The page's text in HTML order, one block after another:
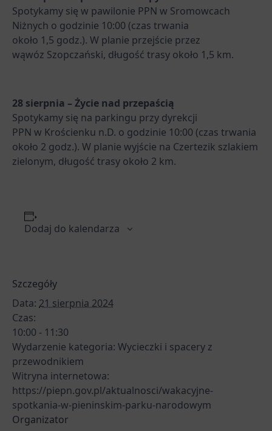
Spotykamy się w pawilonie PPN w Sromowcach
Niżnych o godzinie 10:00 (czas trwania
około 1,5 godz.). W planie przejście przez
wąwóz Szopczański, długość trasy około 1,5 km.
28 sierpnia – Życie nad przepaścią
Spotykamy się na parkingu przy dyrekcji
PPN w Krościenku n.D. o godzinie 10:00 (czas trwania
około 2 godz.). W planie wyjście na Czertezik szlakiem
zielonym, długość trasy około 2 km.
Dodaj do kalendarza
Szczegóły
Data: 21 sierpnia 2024
Czas:
10:00 - 11:30
Wydarzenie kategoria: Wycieczki i spacery z
przewodnikiem
Witryna internetowa:
https://piepn.gov.pl/aktualnosci/wakacyjne-
spotkania-w-pieninskim-parku-narodowym
Organizator